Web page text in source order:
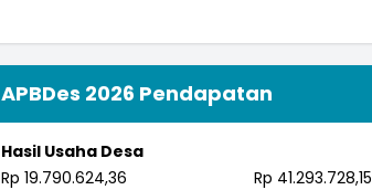
APBDes 2026 Pendapatan
Hasil Usaha Desa
Rp 19.790.624,36
Rp 41.293.728,15